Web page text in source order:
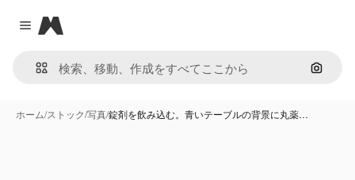
Close menu
Magnific
画像で
ホーム/ストック/写真/錠剤を飲み込む。青いテーブルの背景に丸薬…